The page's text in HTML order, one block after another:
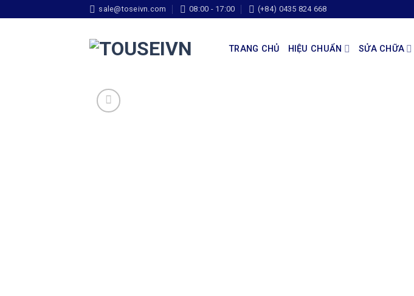
sale@toseivn.com 08:00 - 17:00 (+84) 0435 824 668
TRANG CHỦ HIỆU CHUẨN SỬA CHỮA